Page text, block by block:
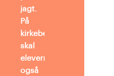
jagt.
På
kirkebesøget
skal
eleverne
også